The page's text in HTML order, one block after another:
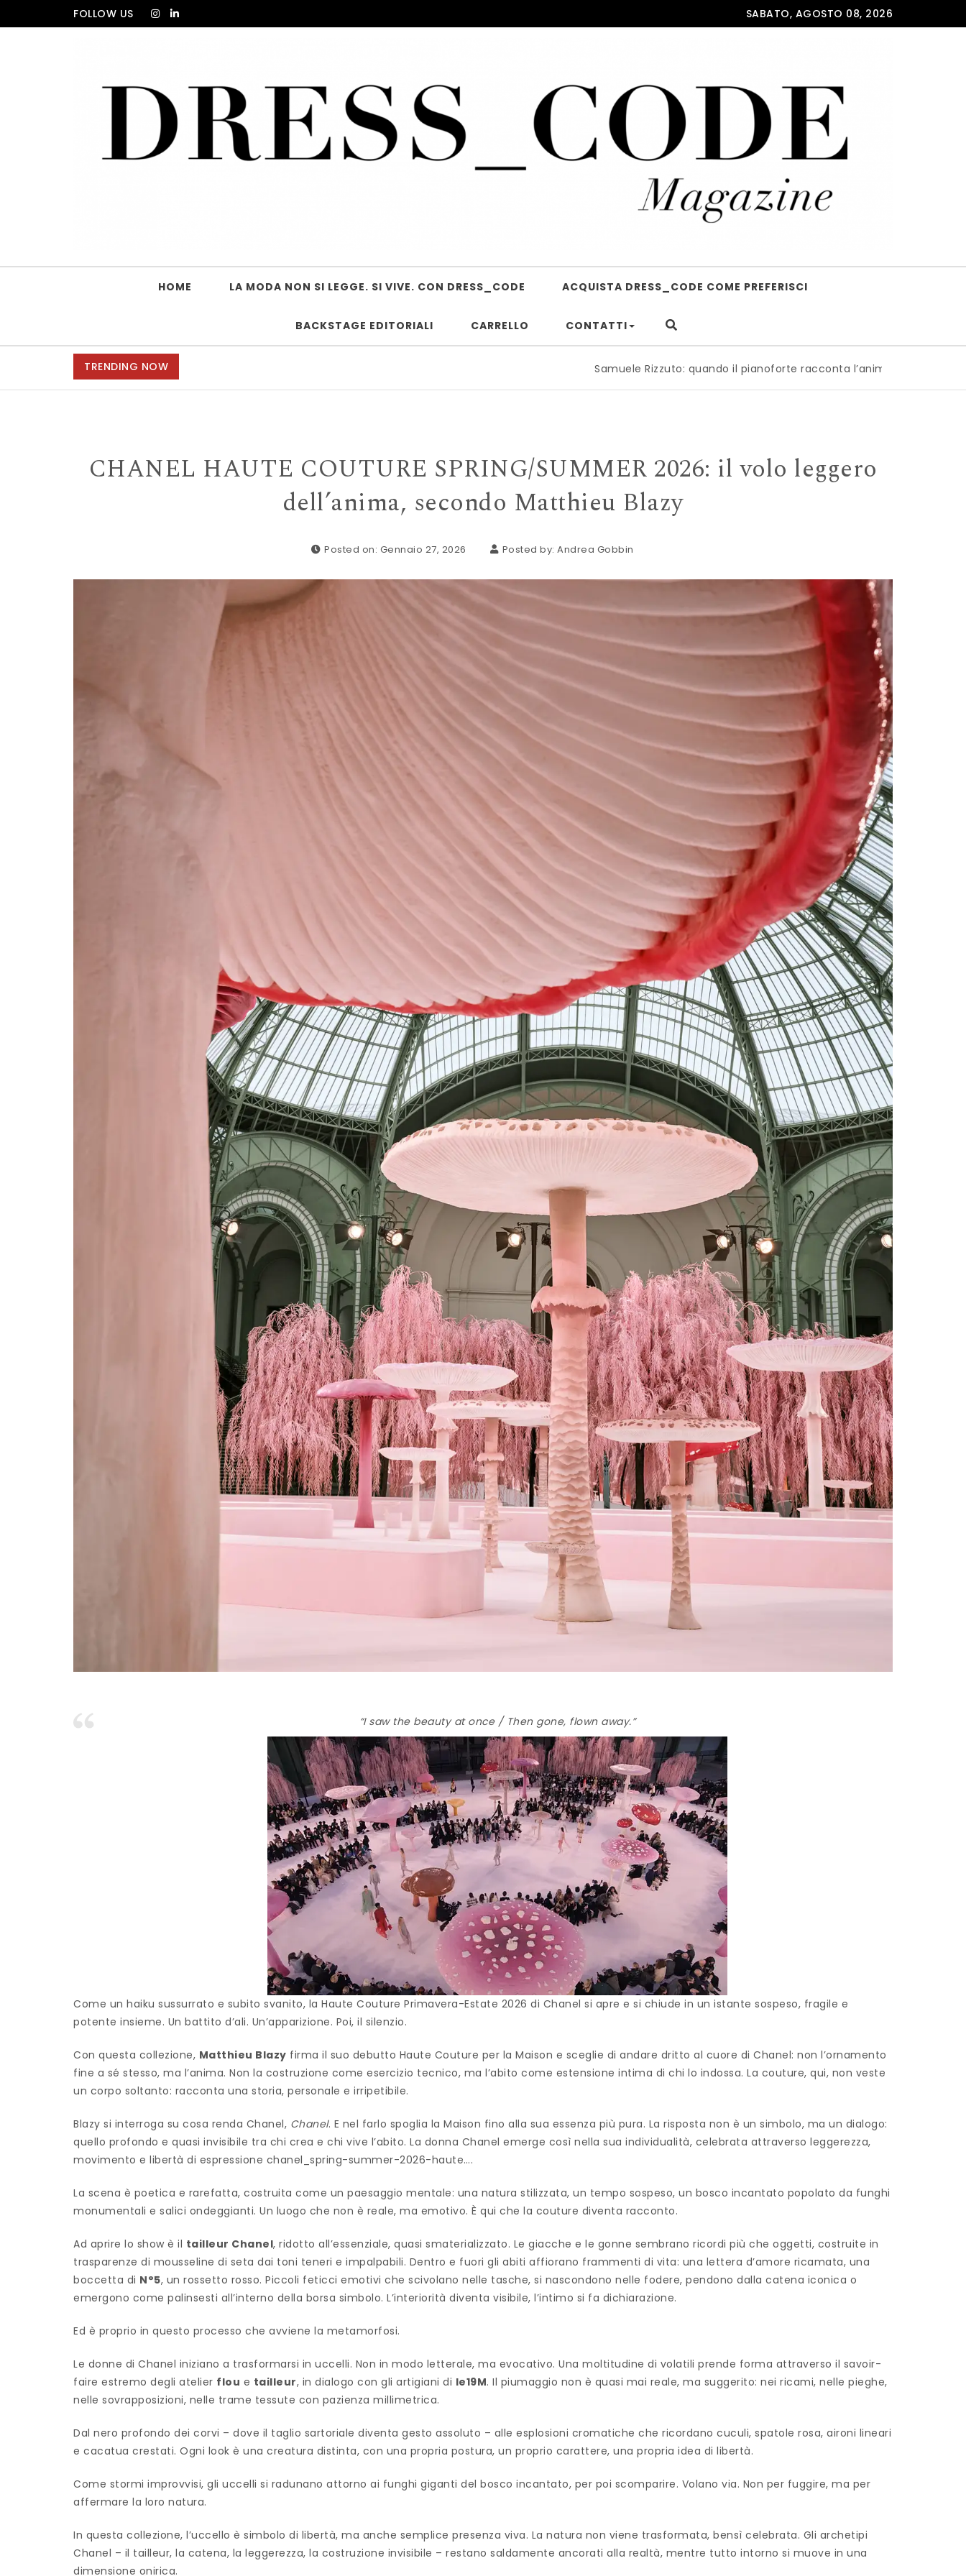
Skip to contentFOLLOW US SABATO, AGOSTO 08, 2026
HOME LA MODA NON SI LEGGE. SI VIVE. CON DRESS_CODE ACQUISTA DRESS_CODE COME PREFERISCI
BACKSTAGE EDITORIALI CARRELLO CONTATTI
TRENDING NOW Samuele Rizzuto: quando il pianoforte racconta l’anima dell’Italia | Milano è pronta a
CHANEL HAUTE COUTURE SPRING/SUMMER 2026: il volo leggero
dell’anima, secondo Matthieu Blazy
Posted on: Gennaio 27, 2026 Posted by: Andrea Gobbin
“I saw the beauty at once / Then gone, flown away.”
Come un haiku sussurrato e subito svanito, la Haute Couture Primavera-Estate 2026 di Chanel si apre e si chiude in un istante sospeso, fragile e
potente insieme. Un battito d’ali. Un’apparizione. Poi, il silenzio.
Con questa collezione, Matthieu Blazy firma il suo debutto Haute Couture per la Maison e sceglie di andare dritto al cuore di Chanel: non l’ornamento
fine a sé stesso, ma l’anima. Non la costruzione come esercizio tecnico, ma l’abito come estensione intima di chi lo indossa. La couture, qui, non veste
un corpo soltanto: racconta una storia, personale e irripetibile.
Blazy si interroga su cosa renda Chanel, Chanel. E nel farlo spoglia la Maison fino alla sua essenza più pura. La risposta non è un simbolo, ma un dialogo:
quello profondo e quasi invisibile tra chi crea e chi vive l’abito. La donna Chanel emerge così nella sua individualità, celebrata attraverso leggerezza,
movimento e libertà di espressione chanel_spring-summer-2026-haute….
La scena è poetica e rarefatta, costruita come un paesaggio mentale: una natura stilizzata, un tempo sospeso, un bosco incantato popolato da funghi
monumentali e salici ondeggianti. Un luogo che non è reale, ma emotivo. È qui che la couture diventa racconto.
Ad aprire lo show è il tailleur Chanel, ridotto all’essenziale, quasi smaterializzato. Le giacche e le gonne sembrano ricordi più che oggetti, costruite in
trasparenze di mousseline di seta dai toni teneri e impalpabili. Dentro e fuori gli abiti affiorano frammenti di vita: una lettera d’amore ricamata, una
boccetta di N°5, un rossetto rosso. Piccoli feticci emotivi che scivolano nelle tasche, si nascondono nelle fodere, pendono dalla catena iconica o
emergono come palinsesti all’interno della borsa simbolo. L’interiorità diventa visibile, l’intimo si fa dichiarazione.
Ed è proprio in questo processo che avviene la metamorfosi.
Le donne di Chanel iniziano a trasformarsi in uccelli. Non in modo letterale, ma evocativo. Una moltitudine di volatili prende forma attraverso il savoir-
faire estremo degli atelier flou e tailleur, in dialogo con gli artigiani di le19M. Il piumaggio non è quasi mai reale, ma suggerito: nei ricami, nelle pieghe,
nelle sovrapposizioni, nelle trame tessute con pazienza millimetrica.
Dal nero profondo dei corvi – dove il taglio sartoriale diventa gesto assoluto – alle esplosioni cromatiche che ricordano cuculi, spatole rosa, aironi lineari
e cacatua crestati. Ogni look è una creatura distinta, con una propria postura, un proprio carattere, una propria idea di libertà.
Come stormi improvvisi, gli uccelli si radunano attorno ai funghi giganti del bosco incantato, per poi scomparire. Volano via. Non per fuggire, ma per
affermare la loro natura.
In questa collezione, l’uccello è simbolo di libertà, ma anche semplice presenza viva. La natura non viene trasformata, bensì celebrata. Gli archetipi
Chanel – il tailleur, la catena, la leggerezza, la costruzione invisibile – restano saldamente ancorati alla realtà, mentre tutto intorno si muove in una
dimensione onirica.